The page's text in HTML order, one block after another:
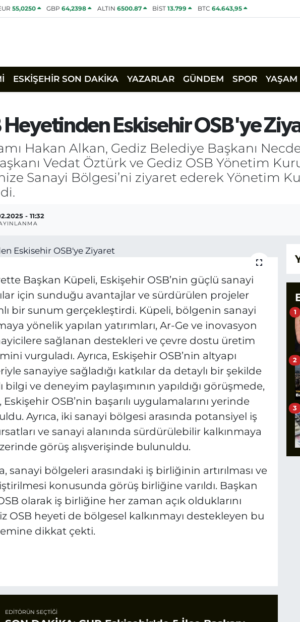
55,0250 GBP64,2398 ALTIN 6500.87 BİST13.799 BTC 64.643,95
ESKİŞEHİR SON DAKİKA YAZARLAR GÜNDEM SPOR YAŞAM
Heyetinden Eskisehir OSB'ye
Hakan Alkan, Gediz Belediye Başkanı
Vedat Öztürk ve Gediz OSB Yönetim
Sanayi Bölgesi’ni ziyaret ederek Yönetim
- 11:32
Başkan Küpeli, Eskişehir OSB’nin güçlü sanayi
için sunduğu avantajlar ve sürdürülen projeler
bir sunum gerçekleştirdi. Küpeli, bölgenin sanayi
yönelik yapılan yatırımları, Ar-Ge ve inovasyon
sağlanan destekleri ve çevre dostu üretim
vurguladı. Ayrıca, Eskişehir OSB’nin altyapı
sanayiye sağladığı katkılar da detaylı bir şekilde
bilgi ve deneyim paylaşımının yapıldığı görüşmede,
OSB’nin başarılı uygulamalarını yerinde
Ayrıca, iki sanayi bölgesi arasında potansiyel iş
ve sanayi alanında sürdürülebilir kalkınmaya
görüş alışverişinde bulunuldu.
sanayi bölgeleri arasındaki iş birliğinin artırılması ve
konusunda görüş birliğine varıldı. Başkan
olarak iş birliğine her zaman açık olduklarını
OSB heyeti de bölgesel kalkınmayı destekleyen bu
dikkat çekti.
EDITÖRÜN SEÇTIĞI
1
2
3